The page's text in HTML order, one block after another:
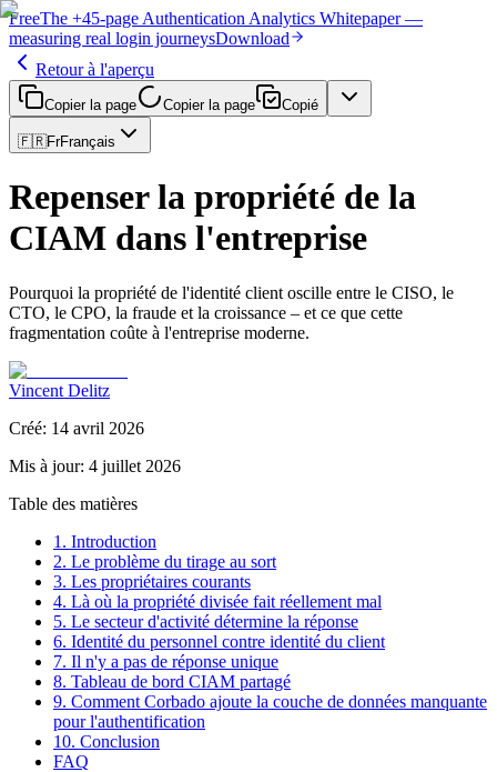
FreeThe +45-page Authentication Analytics Whitepaper —
measuring real login journeysDownload
Retour à l'aperçu
Copier la page Copier la page Copié
🇫🇷FrFrançais
Repenser la propriété de la
CIAM dans l'entreprise
Pourquoi la propriété de l'identité client oscille entre le CISO, le
CTO, le CPO, la fraude et la croissance – et ce que cette
fragmentation coûte à l'entreprise moderne.
Vincent Delitz
Créé: 14 avril 2026
Mis à jour: 4 juillet 2026
Table des matières
1. Introduction
2. Le problème du tirage au sort
3. Les propriétaires courants
4. Là où la propriété divisée fait réellement mal
5. Le secteur d'activité détermine la réponse
6. Identité du personnel contre identité du client
7. Il n'y a pas de réponse unique
8. Tableau de bord CIAM partagé
9. Comment Corbado ajoute la couche de données manquante
pour l'authentification
10. Conclusion
FAQ